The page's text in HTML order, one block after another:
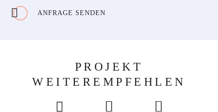
ANFRAGE SENDEN
PROJEKT
WEITEREMPFEHLEN